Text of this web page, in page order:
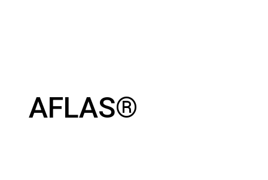
AFLAS®